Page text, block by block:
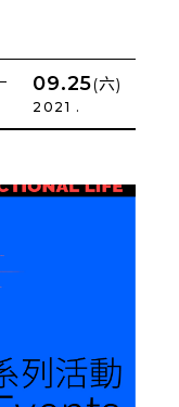
09.25(六)
2021 .